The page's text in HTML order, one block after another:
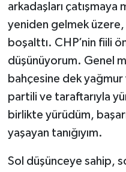
arkadaşları
yeniden gelmek üzere,
boşalttı. CHP’nin fiili
düşünüyorum. Genel
bahçesine dek
partili ve taraftarıyla
birlikte yürüdüm,
yaşayan tanığıyım.
Sol düşünceye sahip,